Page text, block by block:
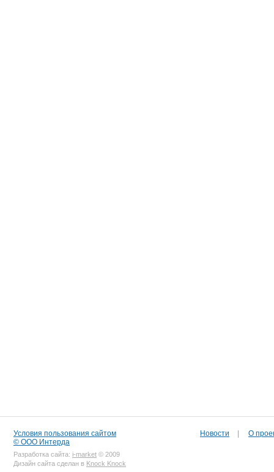
Условия пользования сайтом
© ООО Интерда
Разработка сайта: i-market © 2009
Дизайн сайта сделан в Knock Knock
Новости О